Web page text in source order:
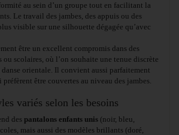
au sein d’un groupe tout en facilitant la
Le travail des jambes, des appuis ou des
visible sur une silhouette dégagée qu’avec
être un excellent compromis dans des
scolaires, où l’on souhaite une tenue discrète
danse orientale. Il convient aussi parfaitement
être couvertes au niveau des jambes.
variés selon les besoins
des pantalons enfants unis (noir, bleu,
mais aussi des modèles brillants (doré,